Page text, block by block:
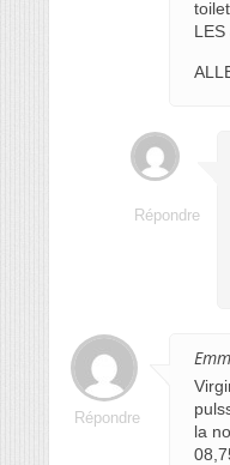
Répondre
la
Répondre